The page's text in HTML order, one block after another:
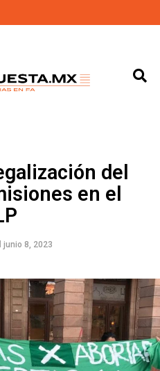
del
en el
junio 8, 2023